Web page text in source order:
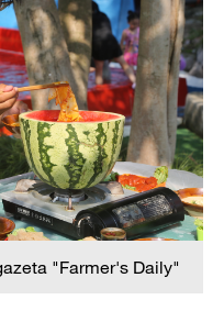
"Farmer's Daily"